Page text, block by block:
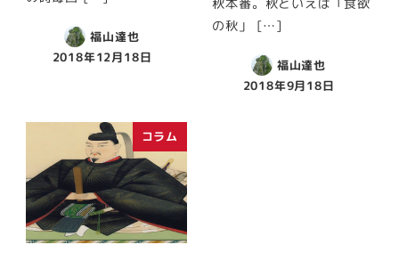
福山達也
2018年12月18日
秋本番。秋といえば「食欲
の秋」 […]
福山達也
2018年9月18日
コラム